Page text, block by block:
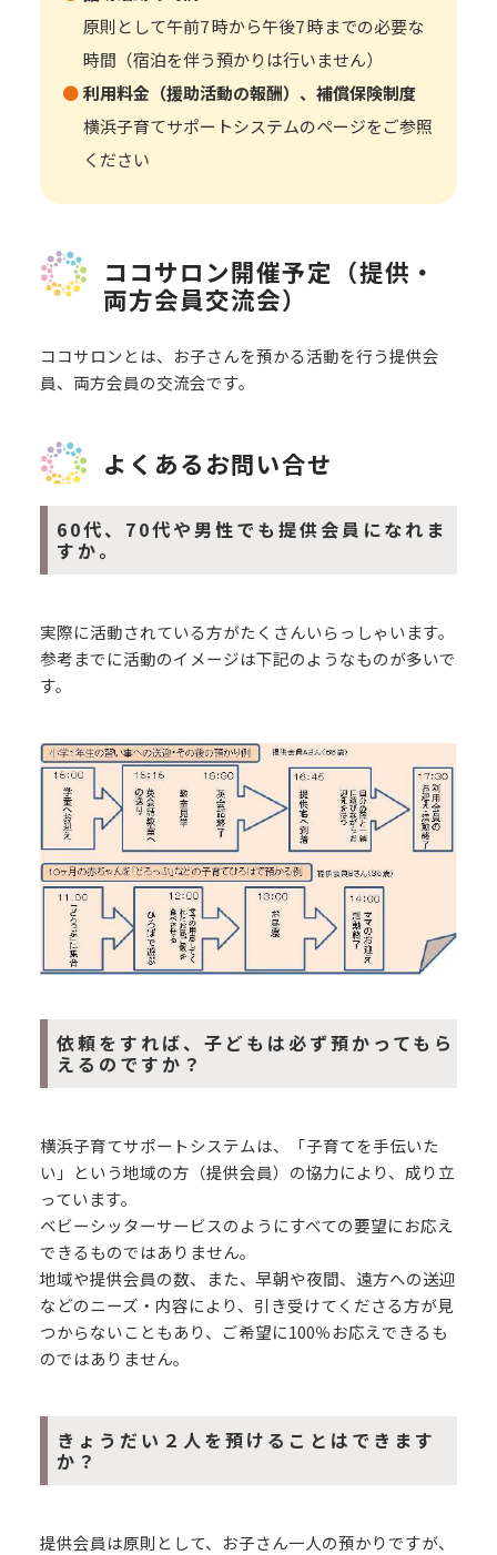
原則として午前7 時から午後7 時までの必要な
時間（宿泊を伴う預かりは行いません）
利用料金（援助活動の報酬）、補償保険制度
横浜子育てサポートシステムのページをご参照
ください
ココサロン開催予定（提供・
両方会員交流会）
ココサロンとは、お子さんを預かる活動を行う提供会
員、両方会員の交流会です。
よくあるお問い合せ
60代、70代や男性でも提供会員になれま
すか。
実際に活動されている方がたくさんいらっしゃいます。
参考までに活動のイメージは下記のようなものが多いで
す。
依頼をすれば、子どもは必ず預かってもら
えるのですか？
横浜子育てサポートシステムは、「子育てを手伝いた
い」という地域の方（提供会員）の協力により、成り立
っています。
ベビーシッターサービスのようにすべての要望にお応え
できるものではありません。
地域や提供会員の数、また、早朝や夜間、遠方への送迎
などのニーズ・内容により、引き受けてくださる方が見
つからないこともあり、ご希望に100％お応えできるも
のではありません。
きょうだい２人を預けることはできます
か？
提供会員は原則として、お子さん一人の預かりですが、